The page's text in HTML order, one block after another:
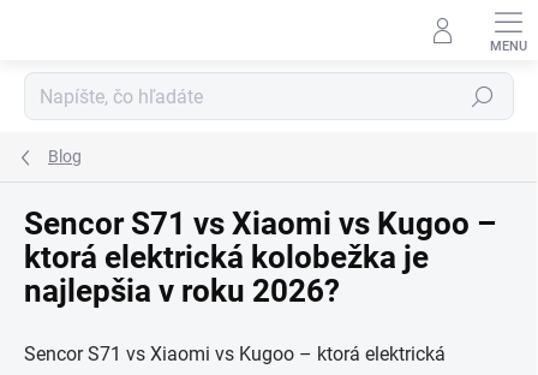
Hľadať
Blog
Sencor S71 vs Xiaomi vs Kugoo –
ktorá elektrická kolobežka je
najlepšia v roku 2026?
Sencor S71 vs Xiaomi vs Kugoo – ktorá elektrická